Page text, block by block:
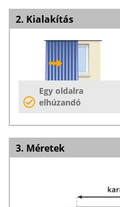
2. Kialakítás
Egy oldalra
elhúzandó
3. Méretek